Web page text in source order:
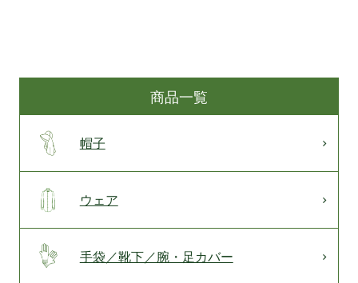
商品一覧
帽子
ウェア
手袋／靴下／腕・足カバー